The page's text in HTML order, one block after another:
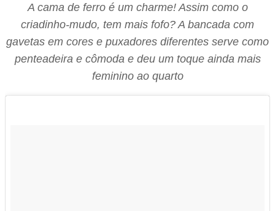
A cama de ferro é um charme! Assim como o
criadinho-mudo, tem mais fofo? A bancada com
gavetas em cores e puxadores diferentes serve como
penteadeira e cômoda e deu um toque ainda mais
feminino ao quarto